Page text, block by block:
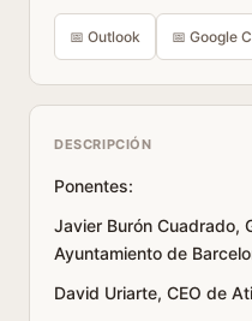
📅 Outlook 📅 Google
DESCRIPCIÓN
Ponentes:
Javier Burón Cuadrado,
Ayuntamiento de
David Uriarte, CEO de